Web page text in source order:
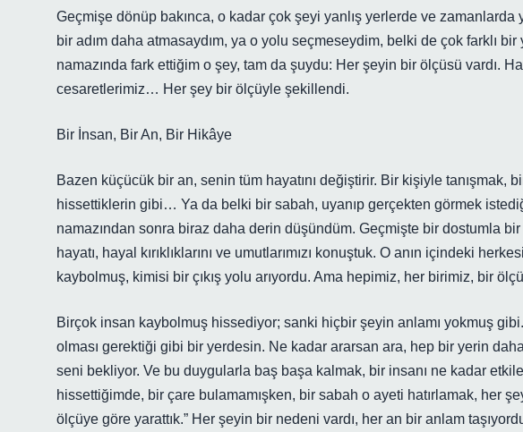
Geçmişe dönüp bakınca, o kadar çok şeyi yanlış yerlerde ve zamanlarda
bir adım daha atmasaydım, ya o yolu seçmeseydim, belki de çok farklı
namazında fark ettiğim o şey, tam da şuydu: Her şeyin bir ölçüsü vardı.
cesaretlerimiz… Her şey bir ölçüyle şekillendi.
Bir İnsan, Bir An, Bir Hikâye
Bazen küçücük bir an, senin tüm hayatını değiştirir. Bir kişiyle tanışmak,
hissettiklerin gibi… Ya da belki bir sabah, uyanıp gerçekten görmek
namazından sonra biraz daha derin düşündüm. Geçmişte bir dostumla
hayatı, hayal kırıklıklarını ve umutlarımızı konuştuk. O anın içindeki
kaybolmuş, kimisi bir çıkış yolu arıyordu. Ama hepimiz, her birimiz, bir
Birçok insan kaybolmuş hissediyor; sanki hiçbir şeyin anlamı yokmuş
olması gerektiği gibi bir yerdesin. Ne kadar ararsan ara, hep bir yerin
seni bekliyor. Ve bu duygularla baş başa kalmak, bir insanı ne kadar
hissettiğimde, bir çare bulamamışken, bir sabah o ayeti hatırlamak, her
ölçüye göre yarattık.” Her şeyin bir nedeni vardı, her an bir anlam